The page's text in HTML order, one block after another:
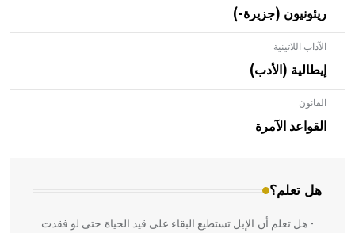
ريئونيون (جزيرة-)
الآداب اللاتينية
إيطالية (الأدب)
القانون
القواعد الآمرة
هل تعلم؟
- هل تعلم أن الأبلق نوع من الفنون الهندسية التي ارتبطت
بالعمارة الإسلامية في بلاد الشام ومصر خاصة، حيث يحرص
المعمار على بناء مداميكه وخاصة في الواجهات
- هل تعلم أن الإبل تستطيع البقاء على قيد الحياة حتى لو فقدت